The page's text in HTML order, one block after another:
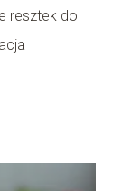
resztek do